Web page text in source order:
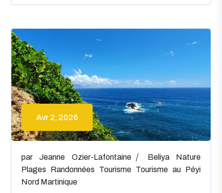
Avr 2, 2026
parJeanne Ozier-Lafontaine Beliya
Nature
Plages
Randonnées Tourisme Tourisme au Péyi
Nord Martinique